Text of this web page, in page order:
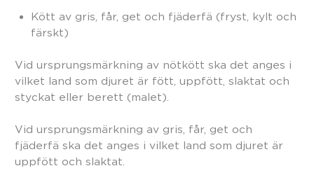
Kött av gris, får, get och fjäderfä (fryst, kylt och
färskt)
Vid ursprungsmärkning av nötkött ska det anges i
vilket land som djuret är fött, uppfött, slaktat och
styckat eller berett (malet).
Vid ursprungsmärkning av gris, får, get och
fjäderfä ska det anges i vilket land som djuret är
uppfött och slaktat.